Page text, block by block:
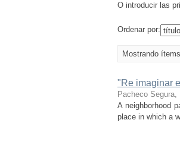
O introducir las
Ordenar por:
Mostrando
"Re imaginar
Pacheco Segura,
A neighborhood
place in which a